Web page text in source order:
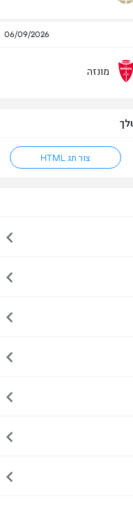
06/09/2026
מונזה
צור תג HTML